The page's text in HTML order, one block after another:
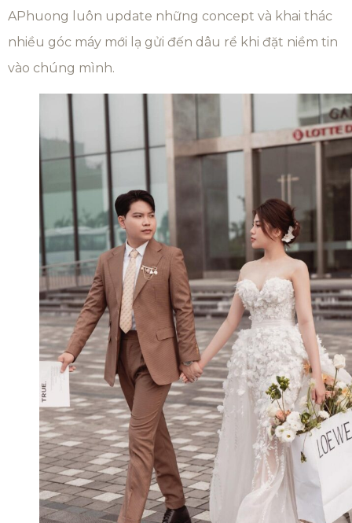
APhuong luôn update những concept và khai thác
nhiều góc máy mới lạ gửi đến dâu rể khi đặt niềm tin
vào chúng mình.